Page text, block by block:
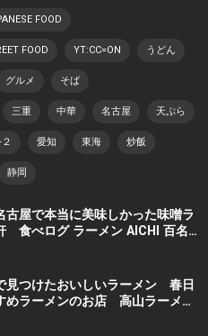
FOOD
FOOD YT:CC=ON うどん
グルメ そば
三重 中華 名古屋 天ぷら
愛知 東海 炒飯
静岡
古屋で本当に美味しかった味噌ラ
食べログ ラーメン AICHI 百名
ら札幌白味噌ラーメン、好来系薬
んなどおすすめの１６軒
見つけたおいしいラーメン 春日
めラーメンのお店 高山ラーメン